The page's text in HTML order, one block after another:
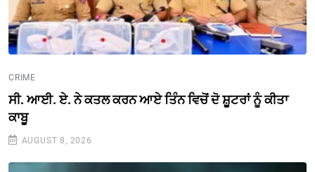
CRIME
ਸੀ. ਆਈ. ਏ. ਨੇ ਕਤਲ ਕਰਨ ਆਏ ਤਿੰਨ ਵਿਚੋਂ ਦੋ ਸ਼ੂਟਰਾਂ ਨੂੰ ਕੀਤਾ
ਕਾਬੂ
AUGUST 8, 2026